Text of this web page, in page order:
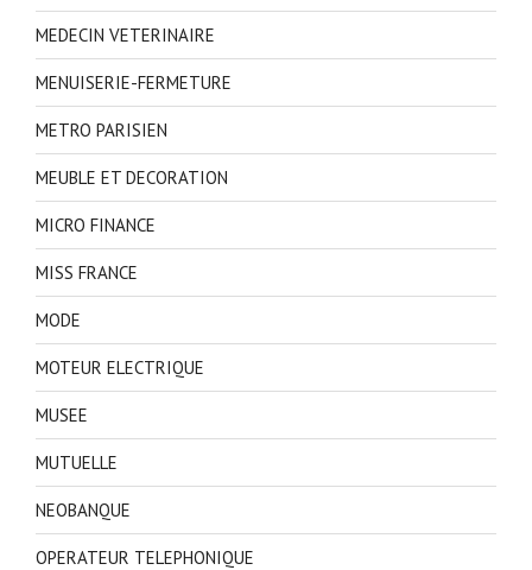
MEDECIN VETERINAIRE
MENUISERIE-FERMETURE
METRO PARISIEN
MEUBLE ET DECORATION
MICRO FINANCE
MISS FRANCE
MODE
MOTEUR ELECTRIQUE
MUSEE
MUTUELLE
NEOBANQUE
OPERATEUR TELEPHONIQUE